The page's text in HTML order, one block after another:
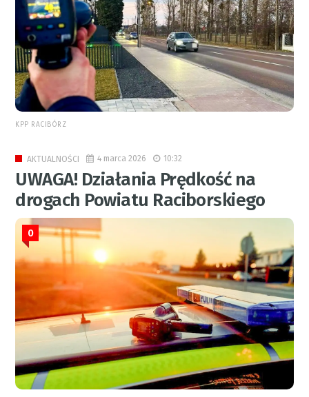
KPP RACIBÓRZ
AKTUALNOŚCI 4 marca 2026 10:32
UWAGA! Działania Prędkość na
drogach Powiatu Raciborskiego
0